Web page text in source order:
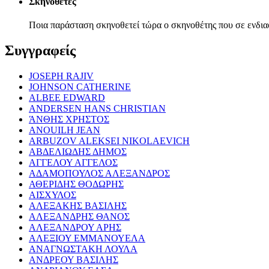
Ποια παράσταση σκηνοθετεί τώρα ο σκηνοθέτης που σε
Συγγραφείς
JOSEPH RAJIV
JOHNSON CATHERINE
ALBEE EDWARD
ANDERSEN HANS CHRISTIAN
ΆΝΘΗΣ ΧΡΗΣΤΟΣ
ANOUILH JEAN
ARBUZOV ALEKSEI NIKOLAEVICH
ΑΒΔΕΛΙΩΔΗΣ ΔΗΜΟΣ
ΑΓΓΕΛΟΥ ΑΓΓΕΛΟΣ
ΑΔΑΜΟΠΟΥΛΟΣ ΑΛΕΞΑΝΔΡΟΣ
ΑΘΕΡΙΔΗΣ ΘΟΔΩΡΗΣ
ΑΙΣΧΥΛΟΣ
ΑΛΕΞΑΚΗΣ ΒΑΣΙΛΗΣ
ΑΛΕΞΑΝΔΡΗΣ ΘΑΝΟΣ
ΑΛΕΞΑΝΔΡΟΥ ΑΡΗΣ
ΑΛΕΞΙΟΥ ΕΜΜΑΝΟΥΕΛΑ
ΑΝΑΓΝΩΣΤΑΚΗ ΛΟΥΛΑ
ΑΝΔΡΕΟΥ ΒΑΣΙΛΗΣ